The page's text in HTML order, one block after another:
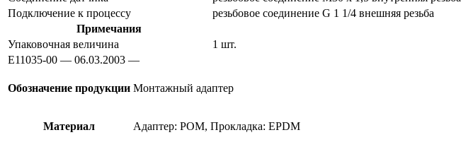
Подключение к процессу
резьбовое соединение G 1 1/4 внешняя резьба
Примечания
Упаковочная величина
1 шт.
E11035-00 — 06.03.2003 —
Обозначение продукции Монтажный адаптер
Материал Адаптер: POM, Прокладка: EPDM